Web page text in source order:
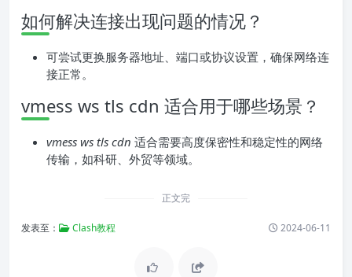
如何解决连接出现问题的情况？
可尝试更换服务器地址、端口或协议设置，确保网络连
接正常。
vmess ws tls cdn 适合用于哪些场景？
vmess ws tls cdn 适合需要高度保密性和稳定性的网络
传输，如科研、外贸等领域。
正文完
发表至： Clash教程 2024-06-11